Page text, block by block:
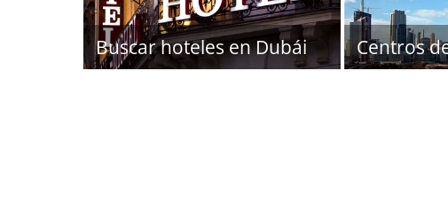
Buscar hoteles en Dubái Centros